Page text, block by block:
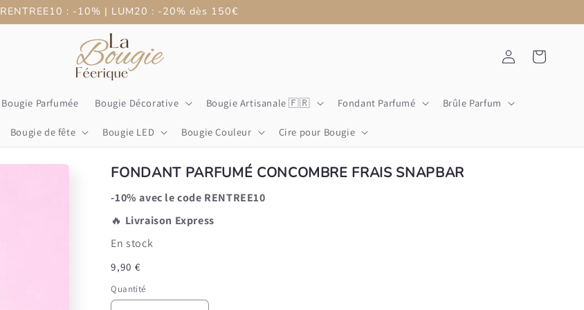
RENTREE10 : -10% | LUM20 : -20% dès 150€
Bougie Parfumée Bougie Décorative Bougie Artisanale 🇫🇷 Fondant Parfumé Brûle Parfum
Bougie de fête Bougie LED Bougie Couleur Cire pour Bougie
Connexion Panier
FONDANT PARFUMÉ CONCOMBRE FRAIS SNAPBAR
-10% avec le code RENTREE10
🔥 Livraison Express
En stock
Prix
habituel
9,90 €
Quantité